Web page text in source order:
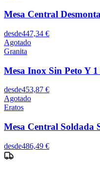
Mesa Central
desde447,34 €
Agotado
Granita
Mesa Inox Sin Peto Y
desde453,87 €
Agotado
Eratos
Mesa Central Soldada
desde486,49 €